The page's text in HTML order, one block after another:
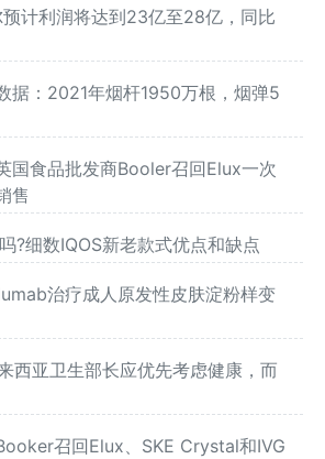
计利润将达到23亿至28亿，同比
据：2021年烟杆1950万根，烟弹5
国食品批发商Booler召回Elux一次
售
?细数IQOS新老款式优点和缺点
治疗成人原发性皮肤淀粉样变
西亚卫生部长应优先考虑健康，而
召回Elux、SKE Crystal和IVG